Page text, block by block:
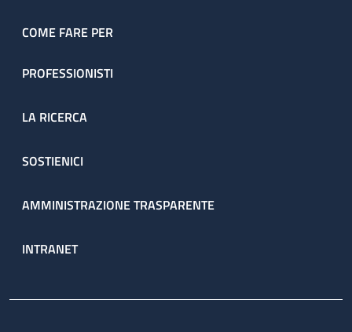
COME FARE PER
PROFESSIONISTI
LA RICERCA
SOSTIENICI
AMMINISTRAZIONE TRASPARENTE
INTRANET